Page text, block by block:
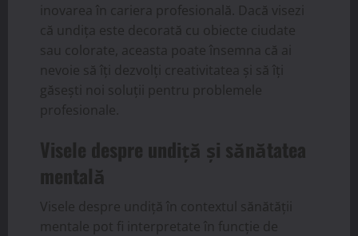
inovarea în cariera profesională. Dacă visezi
că undița este decorată cu obiecte ciudate
sau colorate, aceasta poate însemna că ai
nevoie să îți dezvolți creativitatea și să îți
găsești noi soluții pentru problemele
profesionale.
Visele despre undiță și sănătatea
mentală
Visele despre undiță în contextul sănătății
mentale pot fi interpretate în funcție de